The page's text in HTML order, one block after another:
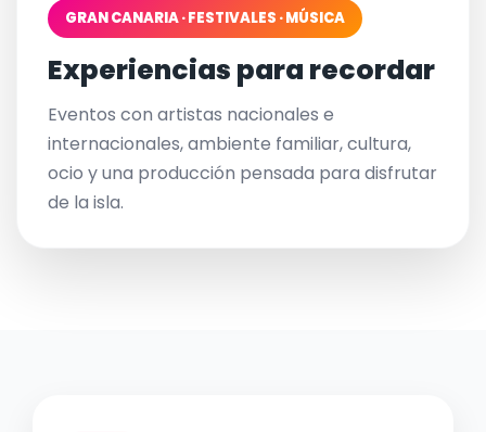
GRAN CANARIA · FESTIVALES · MÚSICA
Experiencias para recordar
Eventos con artistas nacionales e
internacionales, ambiente familiar, cultura,
ocio y una producción pensada para disfrutar
de la isla.